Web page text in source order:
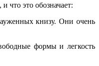
что это обозначает:
книзу. Они очень
формы и легкость